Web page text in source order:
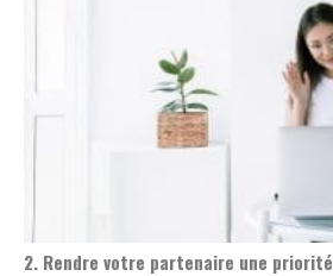
2. Rendre votre partenaire une priorité